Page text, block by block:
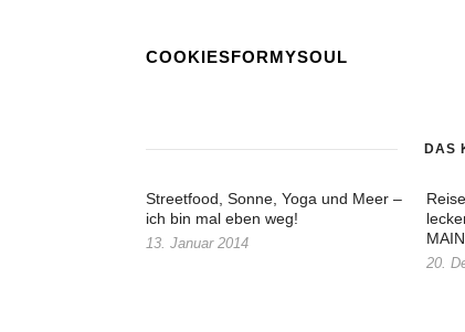
COOKIESFORMYSOUL
DAS
Streetfood, Sonne, Yoga und Meer –
ich bin mal eben weg!
13. Januar 2014
20.